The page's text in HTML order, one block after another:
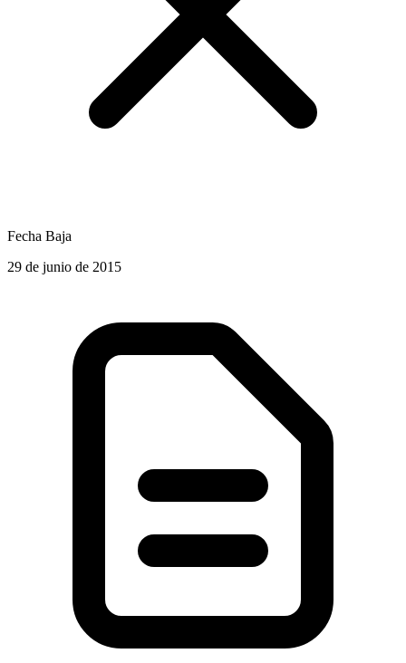
Fecha Baja
29 de junio de 2015